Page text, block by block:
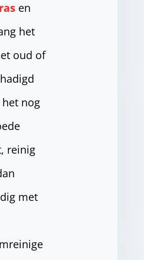
en
het
oud of
het nog
reinig
met